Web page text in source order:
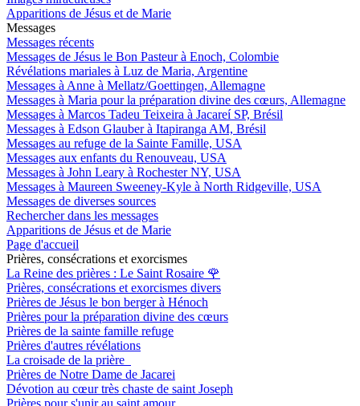
Apparitions de Jésus et de Marie
Messages
Messages récents
Messages de Jésus le Bon Pasteur à Enoch, Colombie
Révélations mariales à Luz de Maria, Argentine
Messages à Anne à Mellatz/Goettingen, Allemagne
Messages à Maria pour la préparation divine des cœurs, Allemagne
Messages à Marcos Tadeu Teixeira à Jacareí SP, Brésil
Messages à Edson Glauber à Itapiranga AM, Brésil
Messages au refuge de la Sainte Famille, USA
Messages aux enfants du Renouveau, USA
Messages à John Leary à Rochester NY, USA
Messages à Maureen Sweeney-Kyle à North Ridgeville, USA
Messages de diverses sources
Rechercher dans les messages
Apparitions de Jésus et de Marie
Page d'accueil
Prières, consécrations et exorcismes
La Reine des prières : Le Saint Rosaire 🌹
Prières, consécrations et exorcismes divers
Prières de Jésus le bon berger à Hénoch
Prières pour la préparation divine des cœurs
Prières de la sainte famille refuge
Prières d'autres révélations
La croisade de la prière
Prières de Notre Dame de Jacarei
Dévotion au cœur très chaste de saint Joseph
Prières pour s'unir au saint amour